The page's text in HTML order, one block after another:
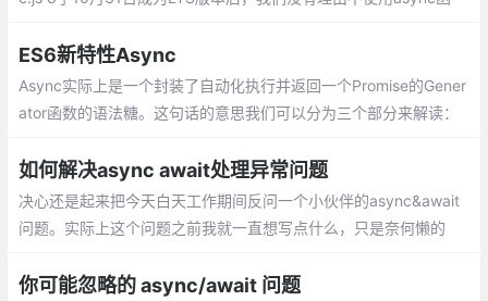
de.js应用程序的方式。
ES6新特性Async
Async实际上是一个封装了自动化执行并返回一个Promise的Gener
ator函数的语法糖。这句话的意思我们可以分为三个部分来解读：
依次执行的，Async有一个自动化执行的过程
如何解决async await处理异常问题
决心还是起来把今天白天工作期间反问一个小伙伴的async&await
问题。实际上这个问题之前我就一直想写点什么，只是奈何懒的
你可能忽略的 async/await 问题